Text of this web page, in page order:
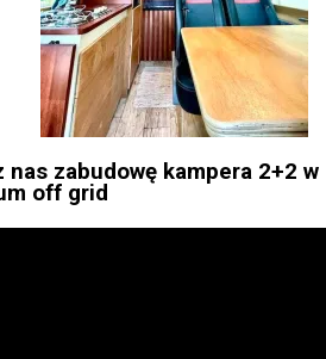
zabudowę kampera 2+2 w
off grid